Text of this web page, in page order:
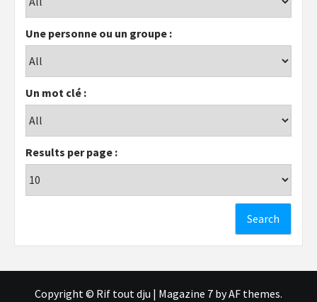
Une personne ou un groupe :
Un mot clé :
Results per page :
Copyright © Rif tout dju | Magazine 7 by AF themes.